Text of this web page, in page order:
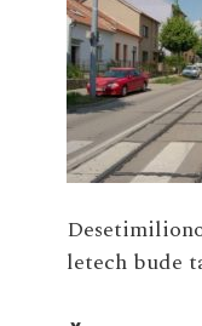
letech bude